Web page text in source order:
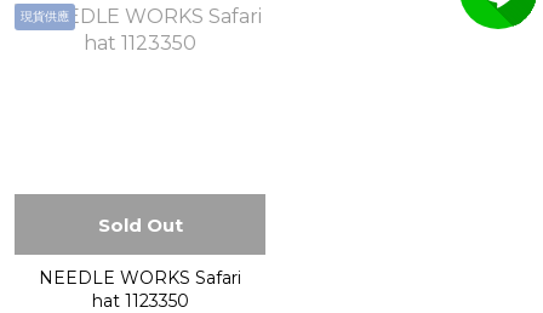
現貨供應
Sold Out
NEEDLE WORKS Safari
hat 1123350